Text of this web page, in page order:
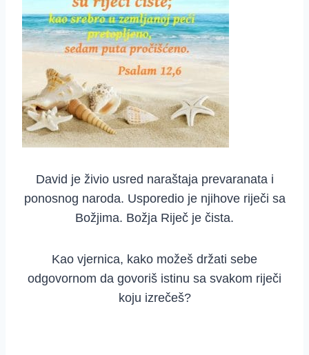
David je živio usred naraštaja prevaranata i
ponosnog naroda. Usporedio je njihove riječi sa
Božjima. Božja Riječ je čista.
Kao vjernica, kako možeš držati sebe
odgovornom da govoriš istinu sa svakom riječi
koju izrečeš?